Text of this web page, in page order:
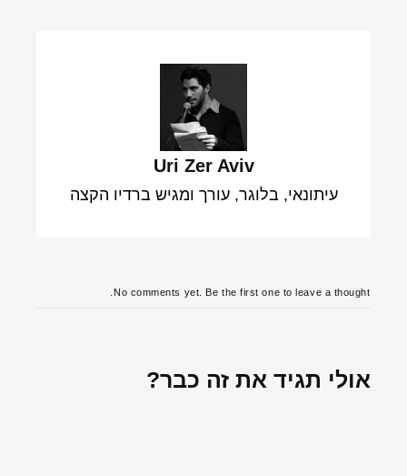
Uri Zer Aviv
עיתונאי, בלוגר, עורך ומגיש ברדיו הקצה
No comments yet. Be the first one to leave a thought.
אולי תגיד את זה כבר?